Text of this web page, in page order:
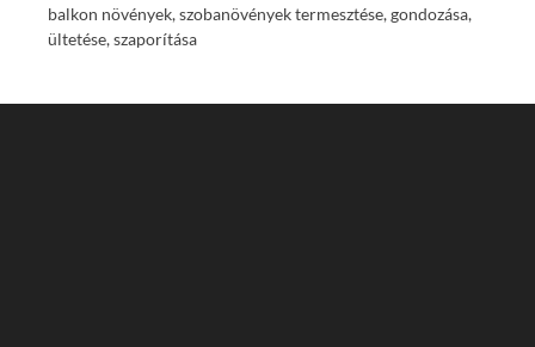
balkon növények, szobanövények termesztése, gondozása,
ültetése, szaporítása